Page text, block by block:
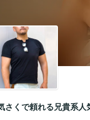
さくで頼れる兄貴系人